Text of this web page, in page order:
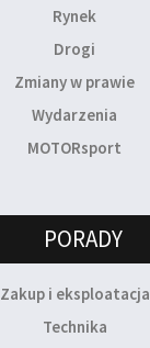
Rynek
Drogi
Zmiany w prawie
Wydarzenia
MOTORsport
PORADY
Zakup i eksploatacja
Technika